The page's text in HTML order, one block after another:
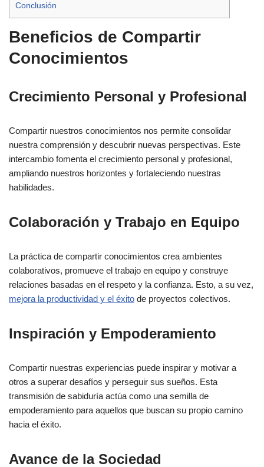
Conclusión
Beneficios de Compartir
Conocimientos
Crecimiento Personal y Profesional
Compartir nuestros conocimientos nos permite consolidar
nuestra comprensión y descubrir nuevas perspectivas. Este
intercambio fomenta el crecimiento personal y profesional,
ampliando nuestros horizontes y fortaleciendo nuestras
habilidades.
Colaboración y Trabajo en Equipo
La práctica de compartir conocimientos crea ambientes
colaborativos, promueve el trabajo en equipo y construye
relaciones basadas en el respeto y la confianza. Esto, a su vez,
mejora la productividad y el éxito de proyectos colectivos.
Inspiración y Empoderamiento
Compartir nuestras experiencias puede inspirar y motivar a
otros a superar desafíos y perseguir sus sueños. Esta
transmisión de sabiduría actúa como una semilla de
empoderamiento para aquellos que buscan su propio camino
hacia el éxito.
Avance de la Sociedad